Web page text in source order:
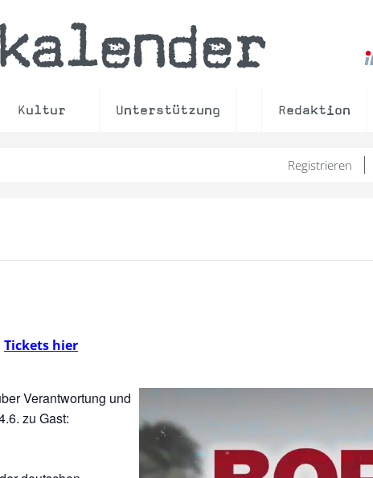
Kultur Unterstützung Redaktion
Registrieren
Tickets hier
Verantwortung und
zu Gast: